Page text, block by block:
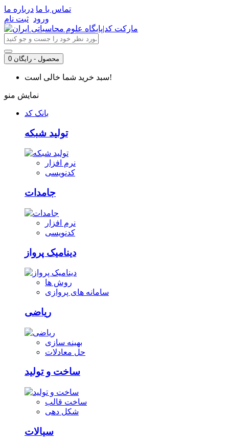
تماس با ما درباره ما
ورود ثبت نام
0 محصول - رایگان
سبد خرید شما خالی است!
نمایش منو
بانک کد
تولید شبکه
نرم افزار
کدنویسی
جامدات
نرم افزار
کدنویسی
دینامیک پرواز
روش ها
سامانه های پروازی
ریاضی
بهینه سازی
حل معادلات
ساخت و تولید
ساخت قالب
شکل دهی
سیالات